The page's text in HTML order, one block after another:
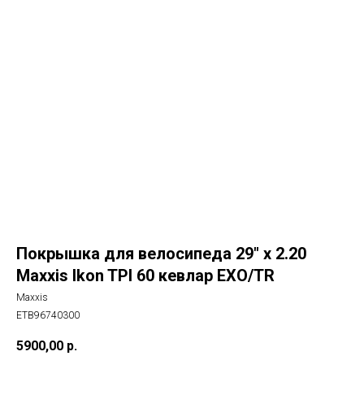
Покрышка для велосипеда 29" x 2.20
Maxxis Ikon TPI 60 кевлар EXO/TR
Maxxis
ETB96740300
5900,00 р.